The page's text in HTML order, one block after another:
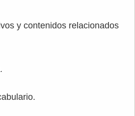
y contenidos relacionados